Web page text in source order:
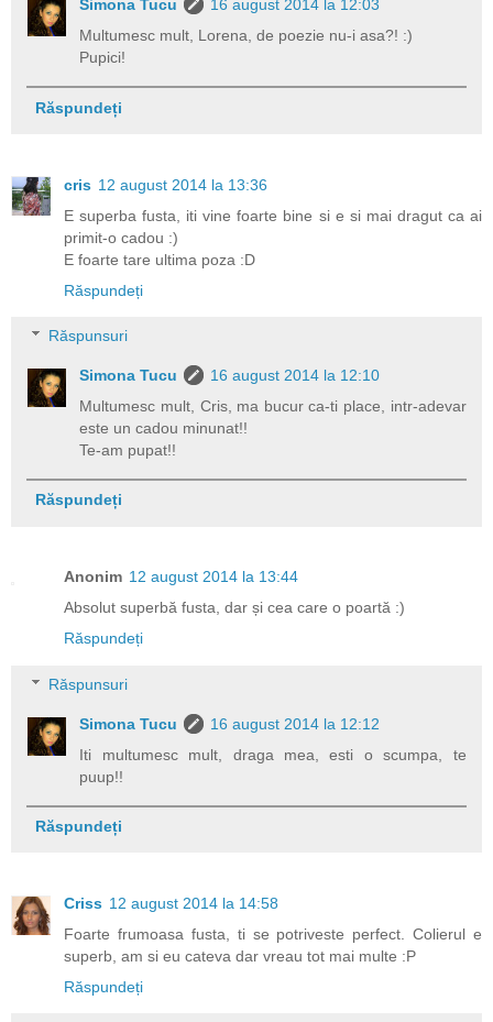
Simona Tucu
16 august 2014 la 12:03
Multumesc mult, Lorena, de poezie nu-i asa?! :)
Pupici!
Răspundeți
cris 12 august 2014 la 13:36
E superba fusta, iti vine foarte bine si e si mai dragut ca ai
primit-o cadou :)
E foarte tare ultima poza :D
Răspundeți
Răspunsuri
Simona Tucu
16 august 2014 la 12:10
Multumesc mult, Cris, ma bucur ca-ti place, intr-adevar
este un cadou minunat!!
Te-am pupat!!
Răspundeți
Anonim 12 august 2014 la 13:44
Absolut superbă fusta, dar și cea care o poartă :)
Răspundeți
Răspunsuri
Simona Tucu
16 august 2014 la 12:12
Iti multumesc mult, draga mea, esti o scumpa, te
puup!!
Răspundeți
Criss 12 august 2014 la 14:58
Foarte frumoasa fusta, ti se potriveste perfect. Colierul e
superb, am si eu cateva dar vreau tot mai multe :P
Răspundeți